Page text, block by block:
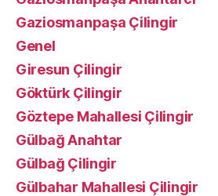
Gaziosmanpaşa Çilingir
Genel
Giresun Çilingir
Göktürk Çilingir
Göztepe Mahallesi Çilingir
Gülbağ Anahtar
Gülbağ Çilingir
Gülbahar Mahallesi Çilingir